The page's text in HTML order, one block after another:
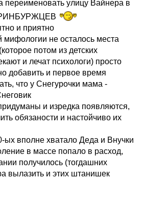
переименовать улицу Вайнера в
и приятно
не осталось места
потом из детских
и лечат психологи) просто
добавить и первое время
что у Снегурочки мама -
и изредка появляются,
обязаности и настойчиво их
ых вполне хватало Деда и Внучки
в массе попало в расход,
получилось (тогдашних
вылазить и этих штанишек